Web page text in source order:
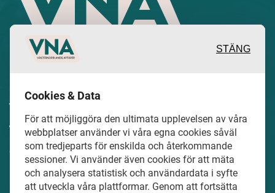
värdefulla berättelser och reportage
från och om det lokala näringslivet och
dess aktörer samt en hel del annan
läsvärt innehåll.
STÄNG
Cookies & Data
För att möjliggöra den ultimata upplevelsen av våra
webbplatser använder vi våra egna cookies såväl
som tredjeparts för enskilda och återkommande
sessioner. Vi använder även cookies för att mäta
och analysera statistisk och användardata i syfte
att utveckla våra plattformar. Genom att fortsätta